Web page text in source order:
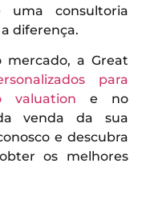
consultoria
diferença.
mercado, a Great
para
valuation e no
venda da sua
e descubra
os melhores